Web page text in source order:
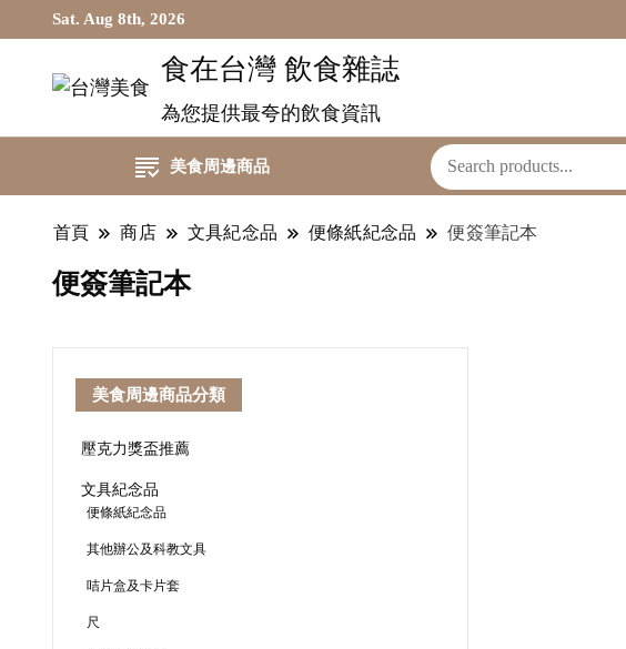
Sat. Aug 8th, 2026
食在台灣 飲食雜誌
為您提供最夸的飲食資訊
美食周邊商品
首頁 商店 文具紀念品 便條紙紀念品 便簽筆記本
便簽筆記本
美食周邊商品分類
壓克力獎盃推薦
文具紀念品
便條紙紀念品
其他辦公及科教文具
咭片盒及卡片套
尺